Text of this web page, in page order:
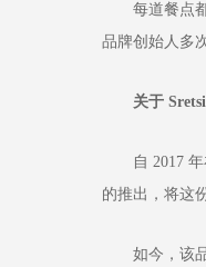
每道餐点都
品牌创始人多
关于
自 2017 年在
的推出，将这
如今，该品